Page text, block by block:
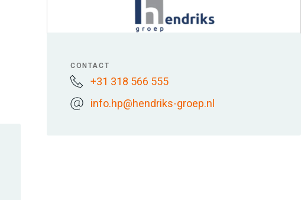
CONTACT
+31 318 566 555
info.hp@hendriks-groep.nl